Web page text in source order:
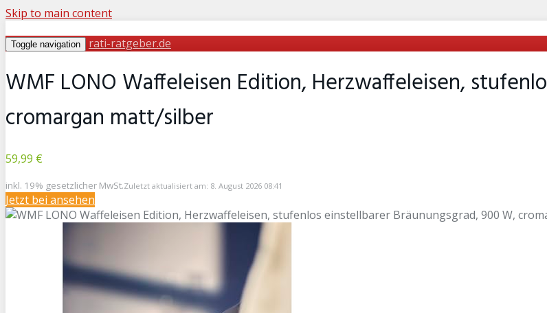
Skip to main content
Toggle navigation rati-ratgeber.de
WMF LONO Waffeleisen Edition, Herzwaffeleisen,
cromargan matt/silber
59,99 €
inkl. 19% gesetzlicher MwSt.Zuletzt aktualisiert am: 8. August 2026 08:41
Jetzt bei ansehen